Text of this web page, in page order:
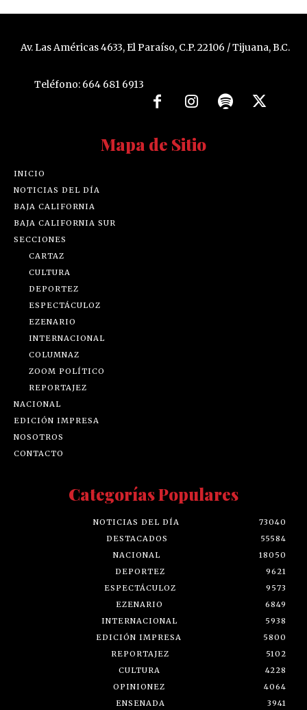
Av. Las Américas 4633, El Paraíso, C.P. 22106 / Tijuana, B.C.
Teléfono: 664 681 6913
Mapa de Sitio
INICIO
NOTICIAS DEL DÍA
BAJA CALIFORNIA
BAJA CALIFORNIA SUR
SECCIONES
CARTAZ
CULTURA
DEPORTEZ
ESPECTÁCULOZ
EZENARIO
INTERNACIONAL
COLUMNAZ
ZOOM POLÍTICO
REPORTAJEZ
NACIONAL
EDICIÓN IMPRESA
NOSOTROS
CONTACTO
Categorías Populares
NOTICIAS DEL DÍA
73040
DESTACADOS
55584
NACIONAL
18050
DEPORTEZ
9621
ESPECTÁCULOZ
9573
EZENARIO
6849
INTERNACIONAL
5938
EDICIÓN IMPRESA
5800
REPORTAJEZ
5102
CULTURA
4228
OPINIONEZ
4064
ENSENADA
3941